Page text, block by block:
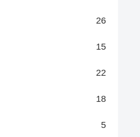
26
15
22
18
5